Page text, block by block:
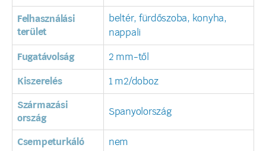
Felhasználási
terület
beltér, fürdőszoba, konyha,
nappali
Fugatávolság 2 mm-től
Kiszerelés 1 m2/doboz
Származási
ország
Spanyolország
Csempeturkáló nem